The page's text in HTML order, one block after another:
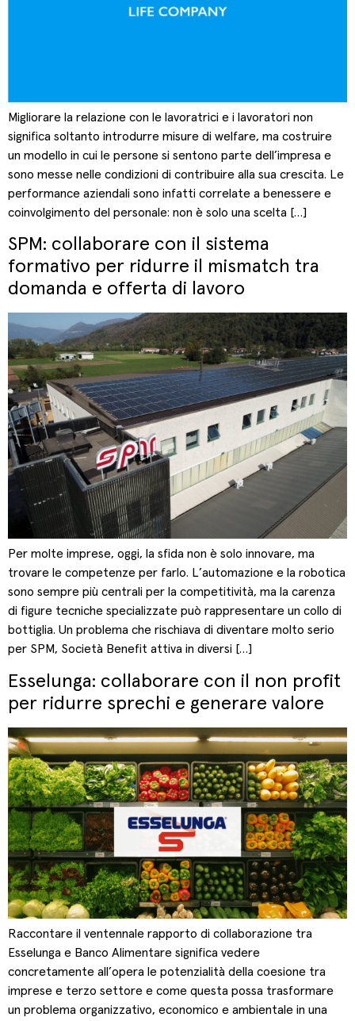
Migliorare la relazione con le lavoratrici e i lavoratori non
significa soltanto introdurre misure di welfare, ma costruire
un modello in cui le persone si sentono parte dell’impresa e
sono messe nelle condizioni di contribuire alla sua crescita. Le
performance aziendali sono infatti correlate a benessere e
coinvolgimento del personale: non è solo una scelta […]
SPM: collaborare con il sistema
formativo per ridurre il mismatch tra
domanda e offerta di lavoro
Per molte imprese, oggi, la sfida non è solo innovare, ma
trovare le competenze per farlo. L’automazione e la robotica
sono sempre più centrali per la competitività, ma la carenza
di figure tecniche specializzate può rappresentare un collo di
bottiglia. Un problema che rischiava di diventare molto serio
per SPM, Società Benefit attiva in diversi […]
Esselunga: collaborare con il non profit
per ridurre sprechi e generare valore
Raccontare il ventennale rapporto di collaborazione tra
Esselunga e Banco Alimentare significa vedere
concretamente all’opera le potenzialità della coesione tra
imprese e terzo settore e come questa possa trasformare
un problema organizzativo, economico e ambientale in una